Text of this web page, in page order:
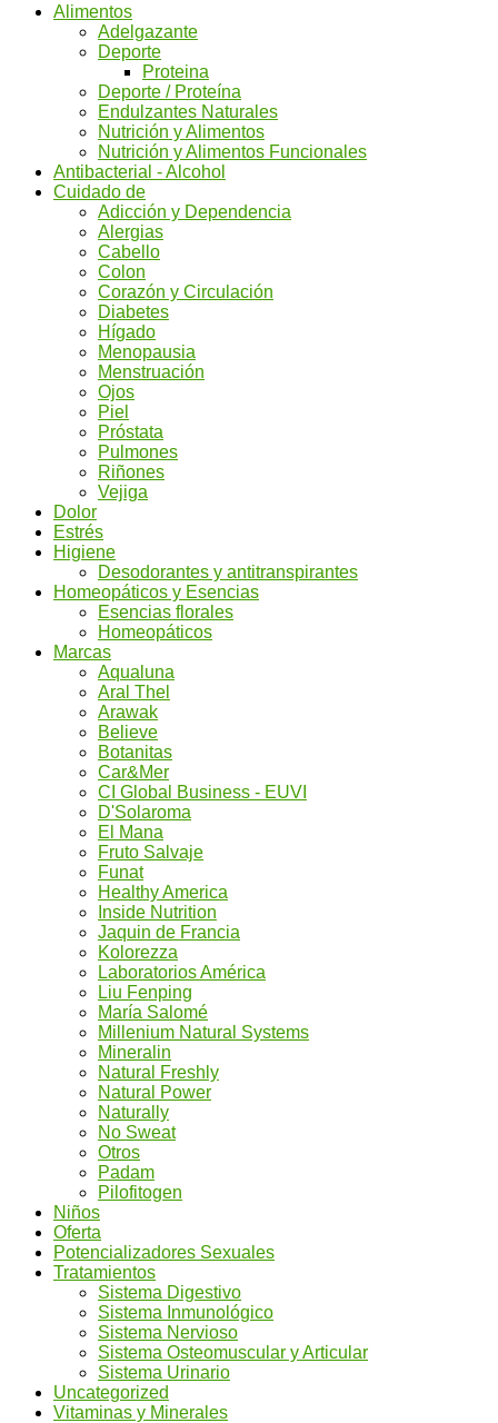
Alimentos
Adelgazante
Deporte
Proteina
Deporte / Proteína
Endulzantes Naturales
Nutrición y Alimentos
Nutrición y Alimentos Funcionales
Antibacterial - Alcohol
Cuidado de
Adicción y Dependencia
Alergias
Cabello
Colon
Corazón y Circulación
Diabetes
Hígado
Menopausia
Menstruación
Ojos
Piel
Próstata
Pulmones
Riñones
Vejiga
Dolor
Estrés
Higiene
Desodorantes y antitranspirantes
Homeopáticos y Esencias
Esencias florales
Homeopáticos
Marcas
Aqualuna
Aral Thel
Arawak
Believe
Botanitas
Car&Mer
CI Global Business - EUVI
D'Solaroma
El Mana
Fruto Salvaje
Funat
Healthy America
Inside Nutrition
Jaquin de Francia
Kolorezza
Laboratorios América
Liu Fenping
María Salomé
Millenium Natural Systems
Mineralin
Natural Freshly
Natural Power
Naturally
No Sweat
Otros
Padam
Pilofitogen
Niños
Oferta
Potencializadores Sexuales
Tratamientos
Sistema Digestivo
Sistema Inmunológico
Sistema Nervioso
Sistema Osteomuscular y Articular
Sistema Urinario
Uncategorized
Vitaminas y Minerales